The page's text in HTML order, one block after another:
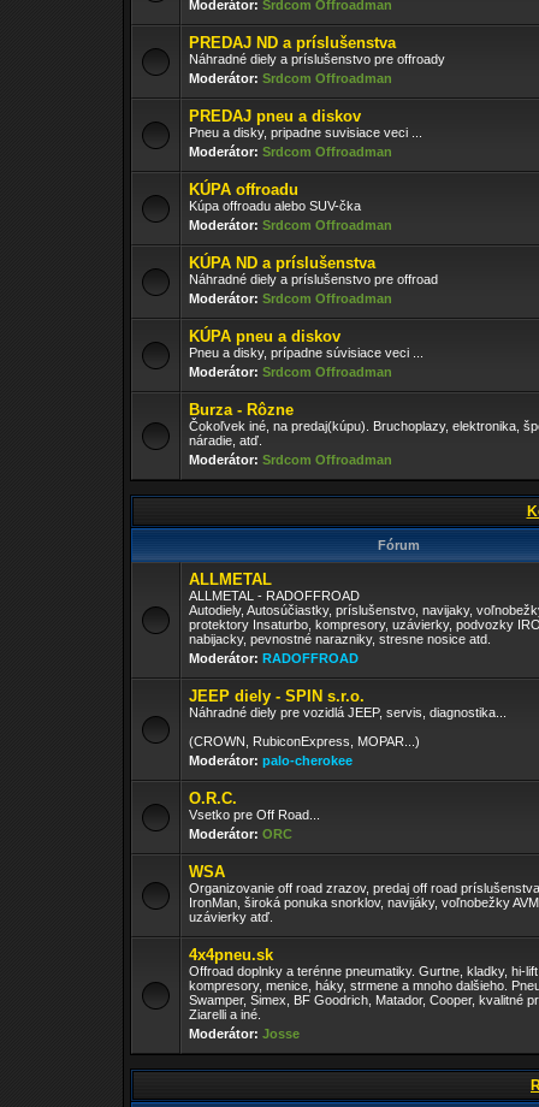
Moderátor: Srdcom Offroadman
PREDAJ ND a príslušenstva
Náhradné diely a príslušenstvo pre offroady
Moderátor: Srdcom Offroadman
PREDAJ pneu a diskov
Pneu a disky, pripadne suvisiace veci ...
Moderátor: Srdcom Offroadman
KÚPA offroadu
Kúpa offroadu alebo SUV-čka
Moderátor: Srdcom Offroadman
KÚPA ND a príslušenstva
Náhradné diely a príslušenstvo pre offroad
Moderátor: Srdcom Offroadman
KÚPA pneu a diskov
Pneu a disky, prípadne súvisiace veci ...
Moderátor: Srdcom Offroadman
Burza - Rôzne
Čokoľvek iné, na predaj(kúpu). Bruchoplazy, elektronika,
náradie, atď.
Moderátor: Srdcom Offroadman
Fórum
ALLMETAL
ALLMETAL - RADOFFROAD
Autodiely, Autosúčiastky, príslušenstvo, navijaky,
protektory Insaturbo, kompresory, uzávierky, podvozky
nabijacky, pevnostné narazniky, stresne nosice atd.
Moderátor: RADOFFROAD
JEEP diely - SPIN s.r.o.
Náhradné diely pre vozidlá JEEP, servis, diagnostika...
(CROWN, RubiconExpress, MOPAR...)
Moderátor: palo-cherokee
O.R.C.
Vsetko pre Off Road...
Moderátor: ORC
WSA
Organizovanie off road zrazov, predaj off road
IronMan, široká ponuka snorklov, navijáky, voľnobežky
uzávierky atď.
4x4pneu.sk
Offroad doplnky a terénne pneumatiky. Gurtne, kladky, hi-
kompresory, menice, háky, strmene a mnoho dalšieho.
Swamper, Simex, BF Goodrich, Matador, Cooper, kvalitné
Ziarelli a iné.
Moderátor: Josse